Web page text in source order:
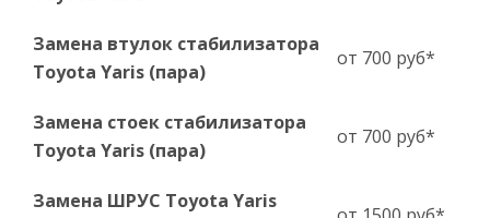
Замена втулок стабилизатора
Toyota Yaris (пара)
от 700 руб*
Замена стоек стабилизатора
Toyota Yaris (пара)
от 700 руб*
Замена ШРУС Toyota Yaris